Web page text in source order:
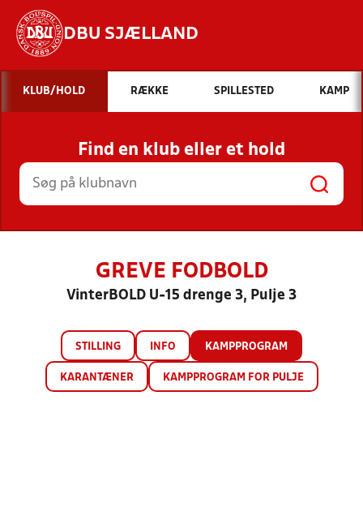
DBU SJÆLLAND
Hvad vil du søge efter?
INDHOLD OG NYHEDER
STILLINGER, RESULTATER, KLUBBER OG
HOLD
KLUB/HOLD RÆKKE SPILLESTED KAMP
Find en klub eller et hold
GREVE FODBOLD
VinterBOLD U-15 drenge 3, Pulje 3
STILLING INFO KAMPPROGRAM
KARANTÆNER KAMPPROGRAM FOR PULJE